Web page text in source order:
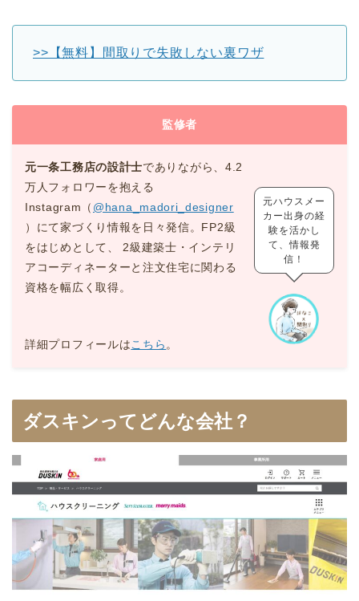
>>【無料】間取りで失敗しない裏ワザ
監修者
元一条工務店の設計士でありながら、4.2
万人フォロワーを抱える
Instagram（ @hana_madori_designer
）にて家づくり情報を日々発信。FP2級
をはじめとして、 2級建築士・インテリ
アコーディネーターと注文住宅に関わる
資格を幅広く取得。
詳細プロフィールはこちら 。
元ハウスメー
カー出身の経
験を活かし
て、情報発
信！
ダスキンってどんな会社？